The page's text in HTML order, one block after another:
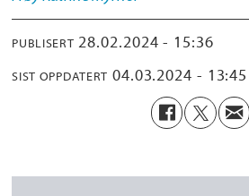
PUBLISERT 28.02.2024 - 15:36
SIST OPPDATERT 04.03.2024 - 13:45